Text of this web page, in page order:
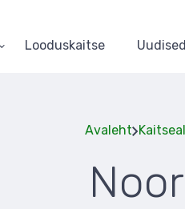
Looduskaitse Uudised
Avaleht